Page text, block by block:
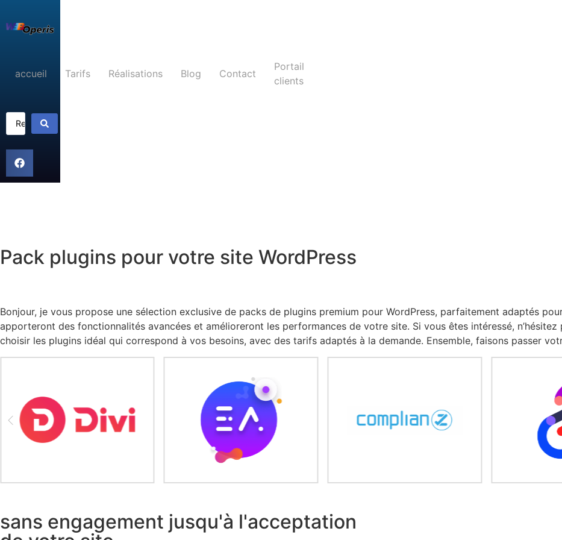
accueil Tarifs Réalisations Blog Contact
Portail
clients
Pack plugins pour votre site WordPress
Bonjour, je vous propose une sélection exclusive de packs de plugins premium pour WordPress, parfaitement adaptés
apporteront des fonctionnalités avancées et amélioreront les performances de votre site. Si vous êtes intéressé,
choisir les plugins idéal qui correspond à vos besoins, avec des tarifs adaptés à la demande. Ensemble, faisons passer
sans engagement jusqu'à l'acceptation